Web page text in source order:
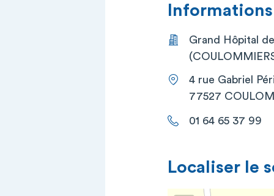
Grand Hôpital
4 rue Gabriel
77527
01 64 65 37 99
Localiser le